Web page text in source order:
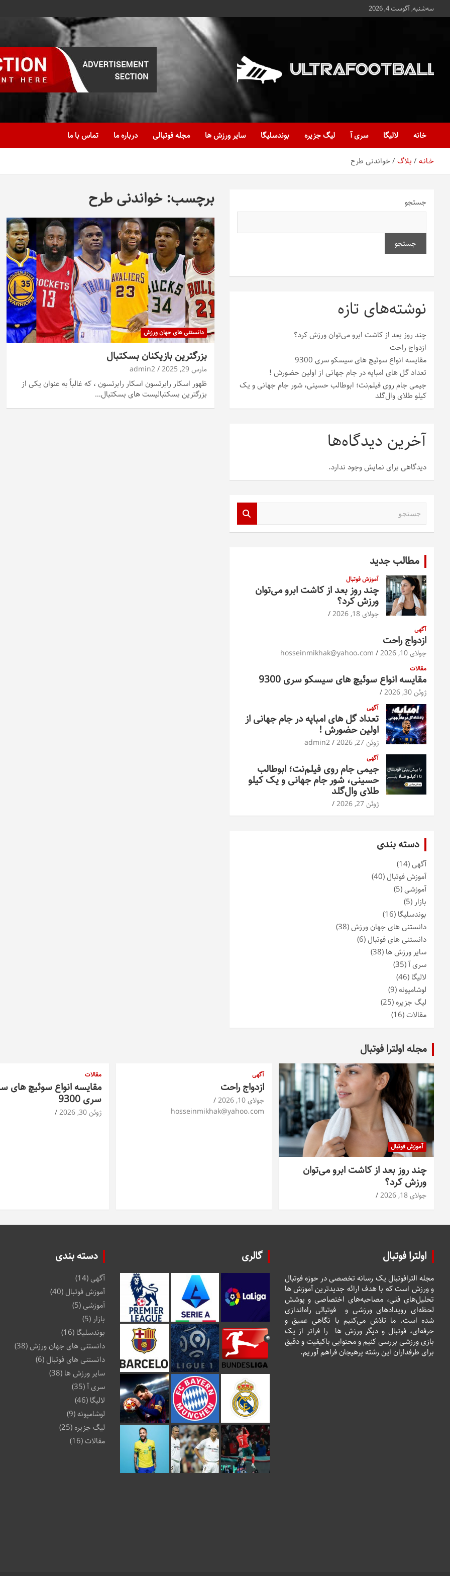
محتوا
سه‌شنبه, آگوست 4, 2026
Ultrafootball
خانه
لالیگا سری آ لیگ جزیره بوندسلیگا سایر ورزش ها مجله فوتبالی درباره ما تماس با ما
خـانـه بلاگ خواندنی طرح
برچسب:خواندنی طرح
دانستنی های جهان ورزش
بزرگترین بازیکنان بسکتبال
مارس 29, 2025 admin2
ظهور اسکار رابرتسون اسکار رابرتسون ، که غالباً به عنوان یکی از
بزرگترین بسکتبالیست های بسکتبال…
جستجو
جستجو
نوشته‌های تازه
چند روز بعد از کاشت ابرو می‌توان ورزش کرد؟
ازدواج راحت
مقایسه انواع سوئیچ های سیسکو سری 9300
تعداد گل های امباپه در جام جهانی از اولین حضورش !
جیمی جام روی فیلم‌نت؛ ابوطالب حسینی، شور جام جهانی و یک
کیلو طلای وال‌گلد
آخرین دیدگاه‌ها
دیدگاهی برای نمایش وجود ندارد.
مطالب جدید
آموزش فوتبال
چند روز بعد از کاشت ابرو می‌توان
ورزش کرد؟
جولای 18, 2026
آگهی
ازدواج راحت
جولای 10, 2026 hosseinmikhak@yahoo.com
مقالات
مقایسه انواع سوئیچ های سیسکو سری 9300
ژوئن 30, 2026
آگهی
تعداد گل های امباپه در جام جهانی از
اولین حضورش !
ژوئن 27, 2026 admin2
آگهی
جیمی جام روی فیلم‌نت؛ ابوطالب
حسینی، شور جام جهانی و یک کیلو
طلای وال‌گلد
ژوئن 27, 2026
دسته بندی
آگهی(14)
آموزش فوتبال(40)
آموزشی(5)
بازار (5)
بوندسلیگا (16)
دانستنی های جهان ورزش(38)
دانستنی های فوتبال(6)
سایر ورزش ها (38)
سری آ(35)
لالیگا (46)
لوشامپونه(9)
لیگ جزیره(25)
مقالات(16)
مجله اولترا فوتبال
آموزش فوتبال
چند روز بعد از کاشت ابرو می‌توان
ورزش کرد؟
جولای 18, 2026
آگهی
ازدواج راحت
جولای 10, 2026
hosseinmikhak@yahoo.com
مقالات
مقایسه انواع سوئیچ های
سری 9300
ژوئن 30, 2026
اولترا فوتبال
مجله الترافوتبال یک رسانه تخصصی در حوزه فوتبال
و ورزش است که با هدف ارائه جدیدترین آموزش ها
تحلیل‌های فنی، مصاحبه‌های اختصاصی و پوشش
لحظه‌ای رویدادهای ورزشی و فوتبالی راه‌اندازی
شده است. ما تلاش می‌کنیم با نگاهی عمیق و
حرفه‌ای، فوتبال و دیگر ورزش ها را فراتر از یک
بازی ورزشی بررسی کنیم و محتوایی باکیفیت و دقیق
برای طرفداران این رشته پرهیجان فراهم آوریم.
گالری دسته بندی
آگهی(14)
آموزش فوتبال (40)
آموزشی(5)
بازار (5)
بوندسلیگا (16)
دانستنی های جهان ورزش(38)
دانستنی های فوتبال (6)
سایر ورزش ها (38)
سری آ(35)
لالیگا (46)
لوشامپونه(9)
لیگ جزیره (25)
مقالات(16)